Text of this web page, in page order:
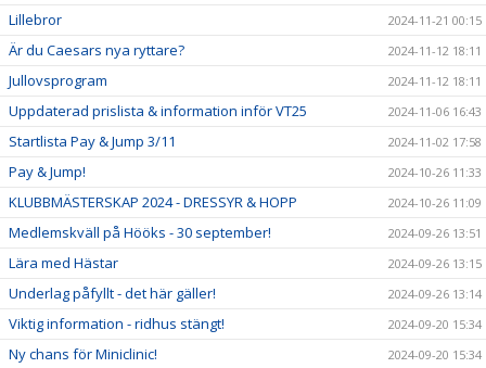
Lillebror 2024-11-21 00:15
Är du Caesars nya ryttare? 2024-11-12 18:11
Jullovsprogram 2024-11-12 18:11
Uppdaterad prislista & information inför VT25 2024-11-06 16:43
Startlista Pay & Jump 3/11 2024-11-02 17:58
Pay & Jump! 2024-10-26 11:33
KLUBBMÄSTERSKAP 2024 - DRESSYR & HOPP 2024-10-26 11:09
Medlemskväll på Hööks - 30 september! 2024-09-26 13:51
Lära med Hästar 2024-09-26 13:15
Underlag påfyllt - det här gäller! 2024-09-26 13:14
Viktig information - ridhus stängt! 2024-09-20 15:34
Ny chans för Miniclinic! 2024-09-20 15:34